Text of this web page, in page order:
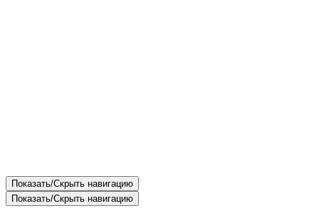
Показать/Скрыть навигацию
Показать/Скрыть навигацию